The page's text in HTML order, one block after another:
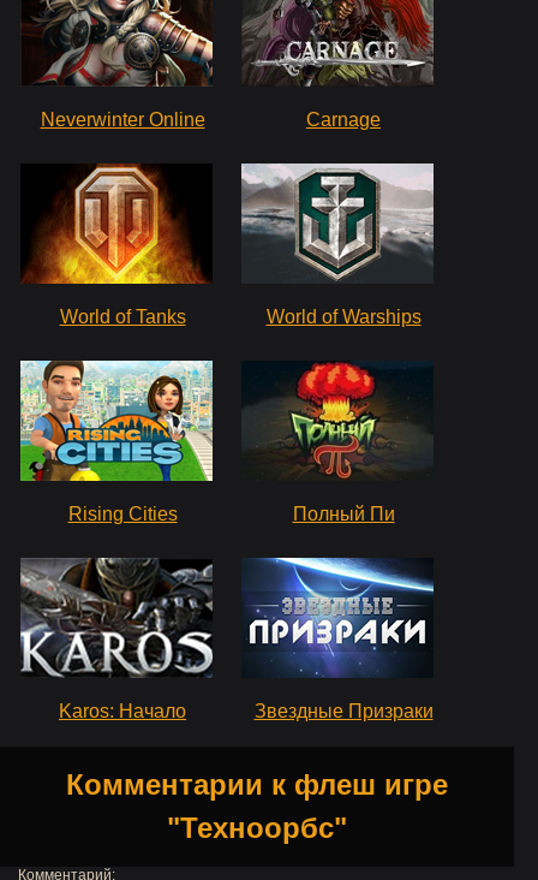
Neverwinter Online Carnage
World of Tanks World of Warships
Rising Cities Полный Пи
Karos: Начало Звездные Призраки
Комментарии к флеш игре
"Техноорбс"
Комментарий: